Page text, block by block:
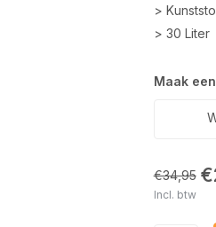
>
> 30 Liter
Maak
€34,95
Incl. btw